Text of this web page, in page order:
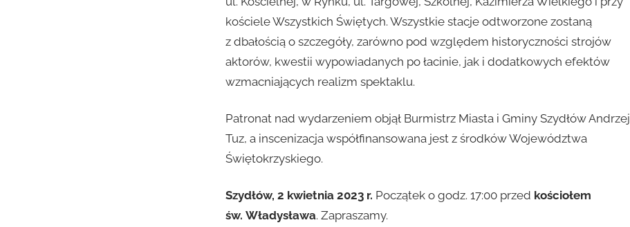
kościele Wszystkich Świętych. Wszystkie stacje odtworzone zostaną
z dbałością o szczegóły, zarówno pod względem historyczności strojów
aktorów, kwestii wypowiadanych po łacinie, jak i dodatkowych efektów
wzmacniających realizm spektaklu.
Patronat nad wydarzeniem objął Burmistrz Miasta i Gminy Szydłów Andrzej
Tuz, a inscenizacja współfinansowana jest z środków Województwa
Świętokrzyskiego.
Szydłów, 2 kwietnia 2023 r. Początek o godz. 17:00 przed kościołem
św. Władysława. Zapraszamy.